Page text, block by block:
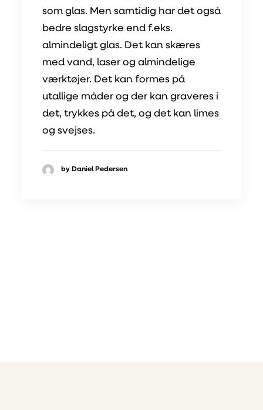
som glas. Men samtidig har det også
bedre slagstyrke end f.eks.
almindeligt glas. Det kan skæres
med vand, laser og almindelige
værktøjer. Det kan formes på
utallige måder og der kan graveres i
det, trykkes på det, og det kan limes
og svejses.
by Daniel Pedersen